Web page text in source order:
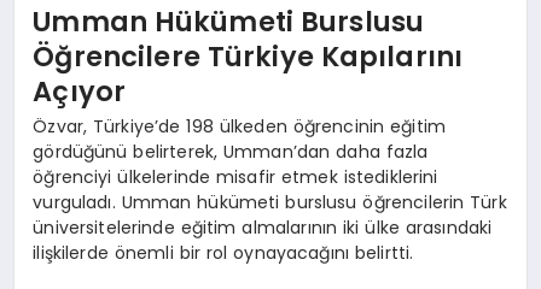
Umman Hükümeti Burslusu
Öğrencilere Türkiye Kapılarını
Açıyor
Özvar, Türkiye’de 198 ülkeden öğrencinin eğitim
gördüğünü belirterek, Umman’dan daha fazla
öğrenciyi ülkelerinde misafir etmek istediklerini
vurguladı. Umman hükümeti burslusu öğrencilerin Türk
üniversitelerinde eğitim almalarının iki ülke arasındaki
ilişkilerde önemli bir rol oynayacağını belirtti.